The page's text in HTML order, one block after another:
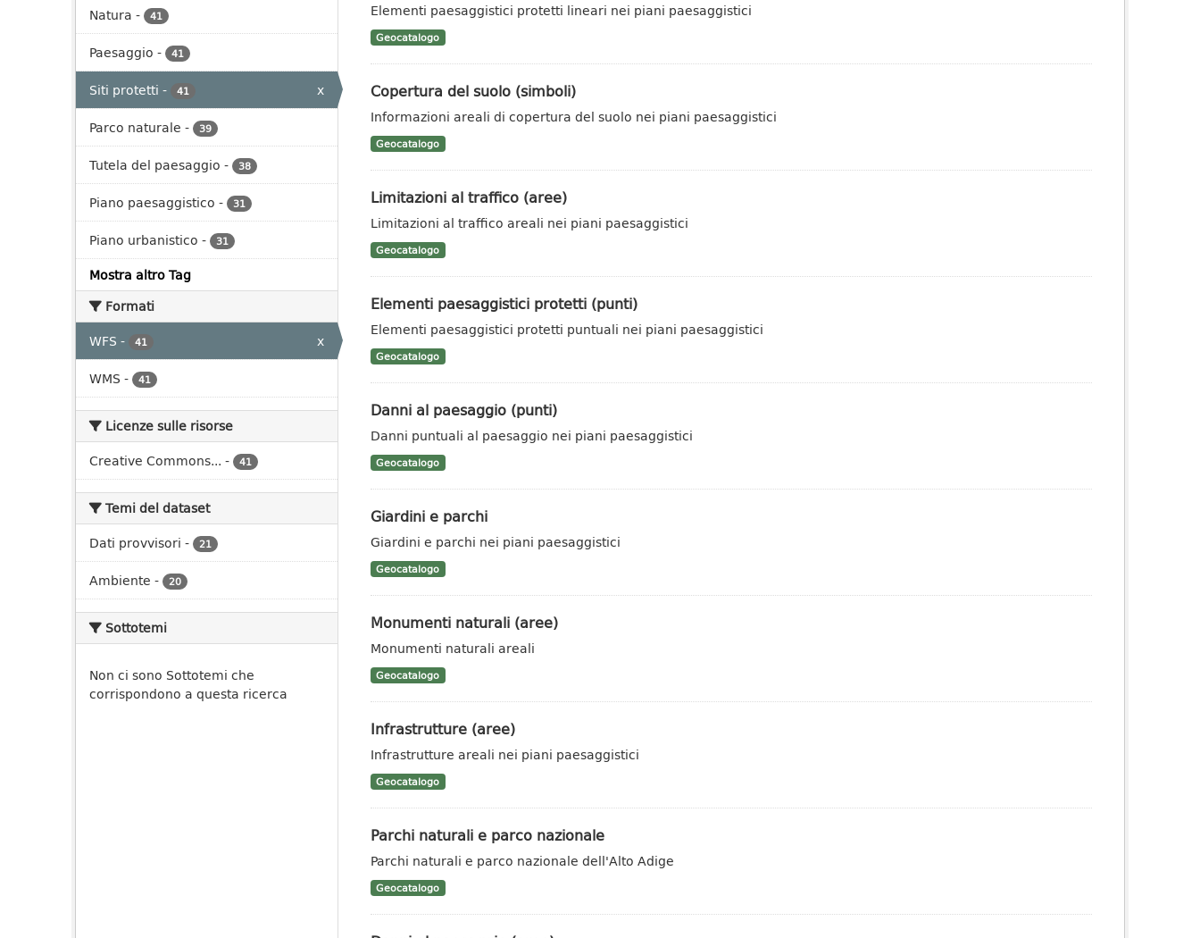
Natura - 41
Paesaggio - 41
Siti protetti - 41
x
Parco naturale - 39
Tutela del paesaggio - 38
Piano paesaggistico - 31
Piano urbanistico - 31
Mostra altro Tag
Formati
WFS - 41
x
WMS - 41
Licenze sulle risorse
Creative Commons... - 41
Temi del dataset
Dati provvisori - 21
Ambiente - 20
Sottotemi
Non ci sono Sottotemi che
corrispondono a questa ricerca
Elementi paesaggistici protetti lineari nei piani paesaggistici
Geocatalogo
Copertura del suolo (simboli)
Informazioni areali di copertura del suolo nei piani paesaggistici
Geocatalogo
Limitazioni al traffico (aree)
Limitazioni al traffico areali nei piani paesaggistici
Geocatalogo
Elementi paesaggistici protetti (punti)
Elementi paesaggistici protetti puntuali nei piani paesaggistici
Geocatalogo
Danni al paesaggio (punti)
Danni puntuali al paesaggio nei piani paesaggistici
Geocatalogo
Giardini e parchi
Giardini e parchi nei piani paesaggistici
Geocatalogo
Monumenti naturali (aree)
Monumenti naturali areali
Geocatalogo
Infrastrutture (aree)
Infrastrutture areali nei piani paesaggistici
Geocatalogo
Parchi naturali e parco nazionale
Parchi naturali e parco nazionale dell'Alto Adige
Geocatalogo